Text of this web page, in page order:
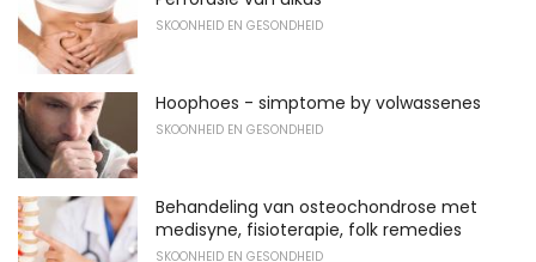
SKOONHEID EN GESONDHEID
Hoophoes - simptome by volwassenes
SKOONHEID EN GESONDHEID
Behandeling van osteochondrose met
medisyne, fisioterapie, folk remedies
SKOONHEID EN GESONDHEID